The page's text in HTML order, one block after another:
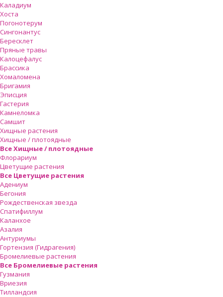
Каладиум
Хоста
Погонотерум
Сингонантус
Бересклет
Пряные травы
Калоцефалус
Брассика
Хомаломена
Бригамия
Эписция
Гастерия
Камнеломка
Самшит
Хищные растения
Хищные / плотоядные
Все Хищные / плотоядные
Флорариум
Цветущие растения
Все Цветущие растения
Адениум
Бегония
Рождественская звезда
Спатифиллум
Каланхое
Азалия
Антуриумы
Гортензия (Гидрагения)
Бромелиевые растения
Все Бромелиевые растения
Гузмания
Вриезия
Тилландсия